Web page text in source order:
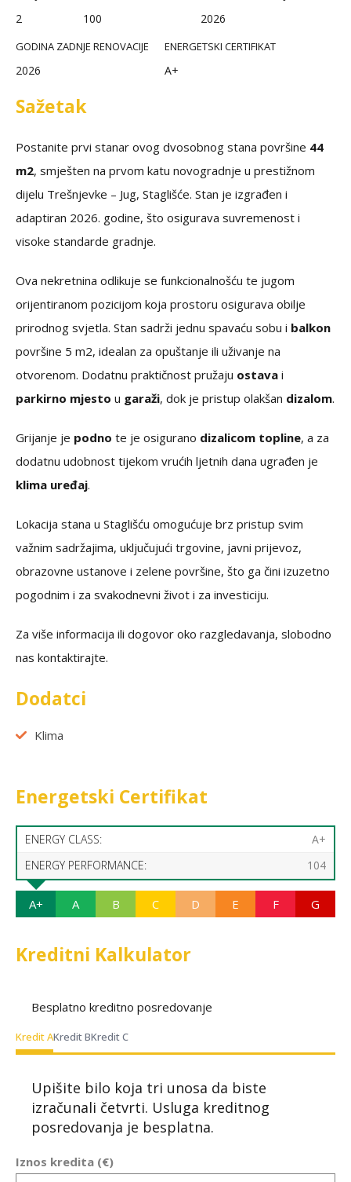
2 100 2026
GODINA ZADNJE RENOVACIJE
2026
ENERGETSKI CERTIFIKAT
A+
Sažetak
Postanite prvi stanar ovog dvosobnog stana površine 44
m2, smješten na prvom katu novogradnje u prestižnom
dijelu Trešnjevke – Jug, Staglišće. Stan je izgrađen i
adaptiran 2026. godine, što osigurava suvremenost i
visoke standarde gradnje.
Ova nekretnina odlikuje se funkcionalnošću te jugom
orijentiranom pozicijom koja prostoru osigurava obilje
prirodnog svjetla. Stan sadrži jednu spavaću sobu i balkon
površine 5 m2, idealan za opuštanje ili uživanje na
otvorenom. Dodatnu praktičnost pružaju ostava i
parkirno mjesto u garaži, dok je pristup olakšan dizalom.
Grijanje je podno te je osigurano dizalicom topline, a za
dodatnu udobnost tijekom vrućih ljetnih dana ugrađen je
klima uređaj.
Lokacija stana u Staglišću omogućuje brz pristup svim
važnim sadržajima, uključujući trgovine, javni prijevoz,
obrazovne ustanove i zelene površine, što ga čini izuzetno
pogodnim i za svakodnevni život i za investiciju.
Za više informacija ili dogovor oko razgledavanja, slobodno
nas kontaktirajte.
Dodatci
Klima
Energetski Certifikat
ENERGY CLASS:
A+
ENERGY PERFORMANCE:
104
A+ A B C D E F G
Kreditni Kalkulator
Besplatno kreditno posredovanje
Kredit AKredit BKredit C
Upišite bilo koja tri unosa da biste
izračunali četvrti. Usluga kreditnog
posredovanja je besplatna.
Iznos kredita (€)